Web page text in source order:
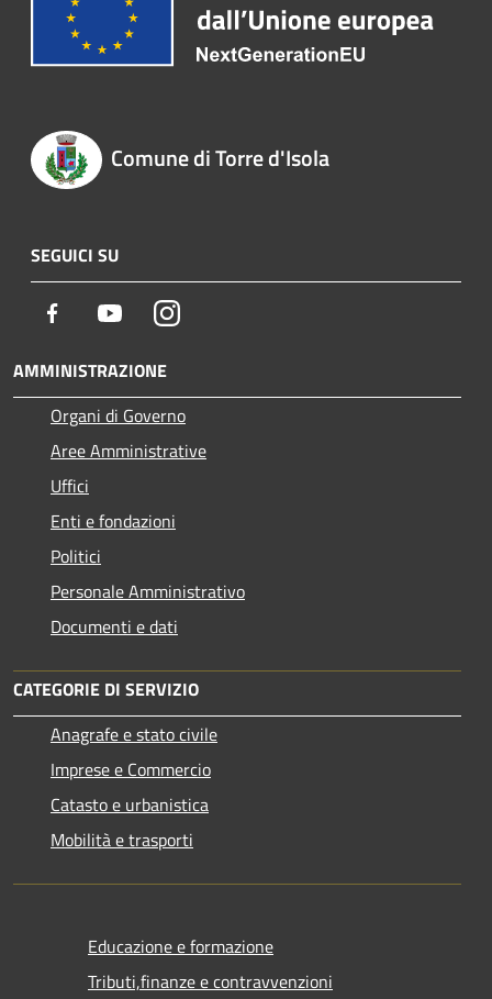
Comune di Torre d'Isola
SEGUICI SU
Facebook YoutubeInstagram
AMMINISTRAZIONE
Organi di Governo
Aree Amministrative
Uffici
Enti e fondazioni
Politici
Personale Amministrativo
Documenti e dati
CATEGORIE DI SERVIZIO
Anagrafe e stato civile
Imprese e Commercio
Catasto e urbanistica
Mobilità e trasporti
Educazione e formazione
Tributi,finanze e contravvenzioni